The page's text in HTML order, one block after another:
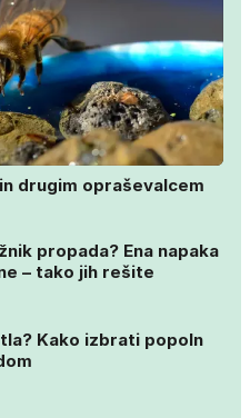
drugim opraševalcem
propada? Ena napaka
– tako jih rešite
Kako izbrati popoln